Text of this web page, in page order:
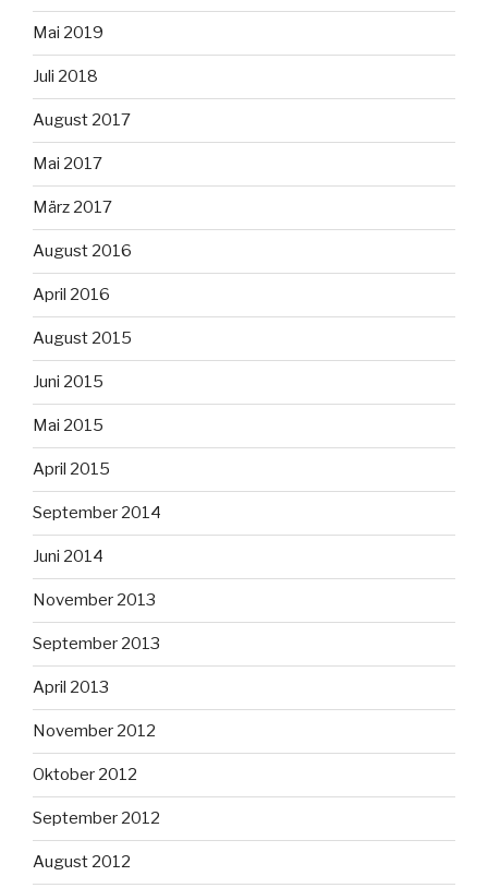
Mai 2019
Juli 2018
August 2017
Mai 2017
März 2017
August 2016
April 2016
August 2015
Juni 2015
Mai 2015
April 2015
September 2014
Juni 2014
November 2013
September 2013
April 2013
November 2012
Oktober 2012
September 2012
August 2012